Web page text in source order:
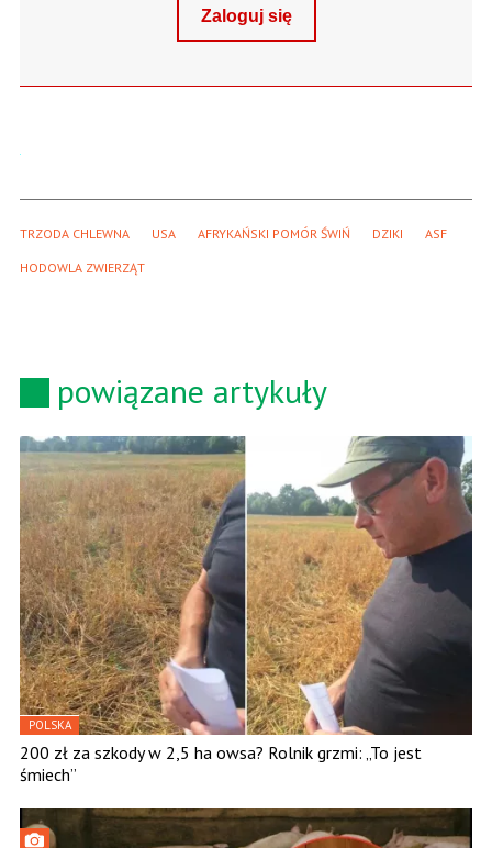
Zaloguj się
TRZODA CHLEWNA USA AFRYKAŃSKI POMÓR ŚWIŃ DZIKI ASF
HODOWLA ZWIERZĄT
powiązane artykuły
POLSKA
200 zł za szkody w 2,5 ha owsa? Rolnik grzmi: „To jest
śmiech”